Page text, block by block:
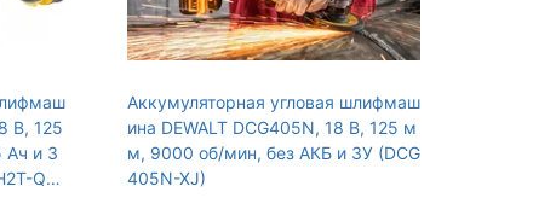
В, 125
Ач и З
Q
Аккумуляторная угловая шлифмаш
ина DEWALT DCG405N, 18 В, 125 м
м, 9000 об/мин, без АКБ и ЗУ (DCG
405N-XJ)